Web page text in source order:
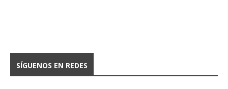
SÍGUENOS EN REDES